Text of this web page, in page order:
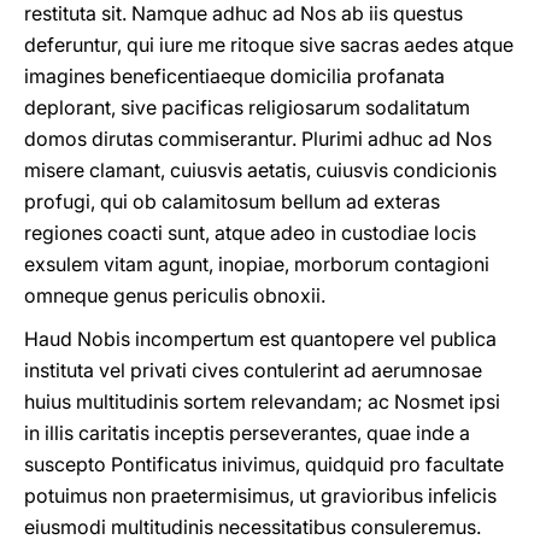
restituta sit. Namque adhuc ad Nos ab iis questus
deferuntur, qui iure me ritoque sive sacras aedes atque
imagines beneficentiaeque domicilia profanata
deplorant, sive pacificas religiosarum sodalitatum
domos dirutas commiserantur. Plurimi adhuc ad Nos
misere clamant, cuiusvis aetatis, cuiusvis condicionis
profugi, qui ob calamitosum bellum ad exteras
regiones coacti sunt, atque adeo in custodiae locis
exsulem vitam agunt, inopiae, morborum contagioni
omneque genus periculis obnoxii.
Haud Nobis incompertum est quantopere vel publica
instituta vel privati cives contulerint ad aerumnosae
huius multitudinis sortem relevandam; ac Nosmet ipsi
in illis caritatis inceptis perseverantes, quae inde a
suscepto Pontificatus inivimus, quidquid pro facultate
potuimus non praetermisimus, ut gravioribus infelicis
eiusmodi multitudinis necessitatibus consuleremus.